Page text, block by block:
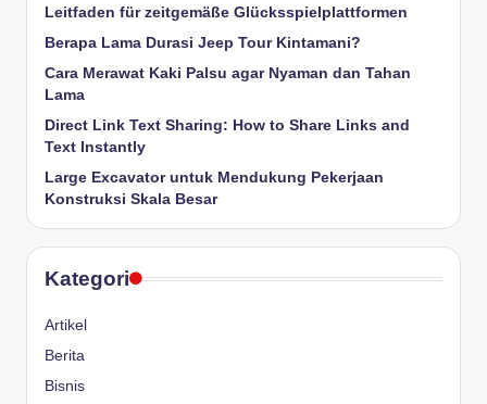
Leitfaden für zeitgemäße Glücksspielplattformen
Berapa Lama Durasi Jeep Tour Kintamani?
Cara Merawat Kaki Palsu agar Nyaman dan Tahan
Lama
Direct Link Text Sharing: How to Share Links and
Text Instantly
Large Excavator untuk Mendukung Pekerjaan
Konstruksi Skala Besar
Kategori
Artikel
Berita
Bisnis